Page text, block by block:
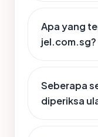
Apa yang
jel.com.sg?
Seberapa
diperiksa